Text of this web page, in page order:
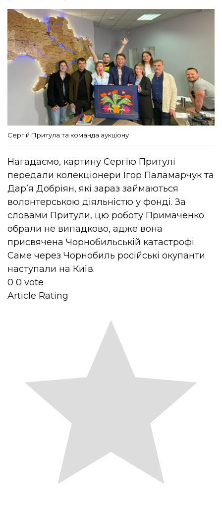
Сергій Притула та команда аукціону
Нагадаємо, картину Сергію Притулі
передали колекціонери Ігор Паламарчук та
Дар’я Добріян, які зараз займаються
волонтерською діяльністю у фонді. За
словами Притули, цю роботу Примаченко
обрали не випадково, адже вона
присвячена Чорнобильській катастрофі.
Саме через Чорнобиль російські окупанти
наступали на Київ.
0 0 vote
Article Rating